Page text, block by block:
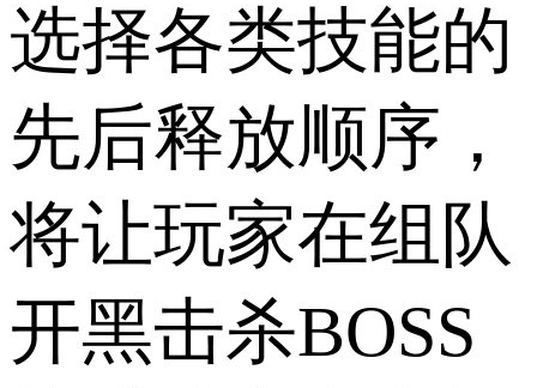
选择各类技能的
先后释放顺序，
将让玩家在组队
开黑击杀BOSS